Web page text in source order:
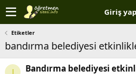
Giriş yap
Etiketler
bandırma belediyesi
Bandırma belediyesi